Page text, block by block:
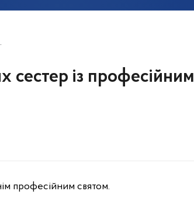
сестер із професійним
професійним святом.